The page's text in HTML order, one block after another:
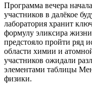
Программа вечера
участников в далёкое
лаборатория хранит
формулу эликсира
предстояло пройти ряд
области химии и
участников ожидали
элементами таблицы
физики.